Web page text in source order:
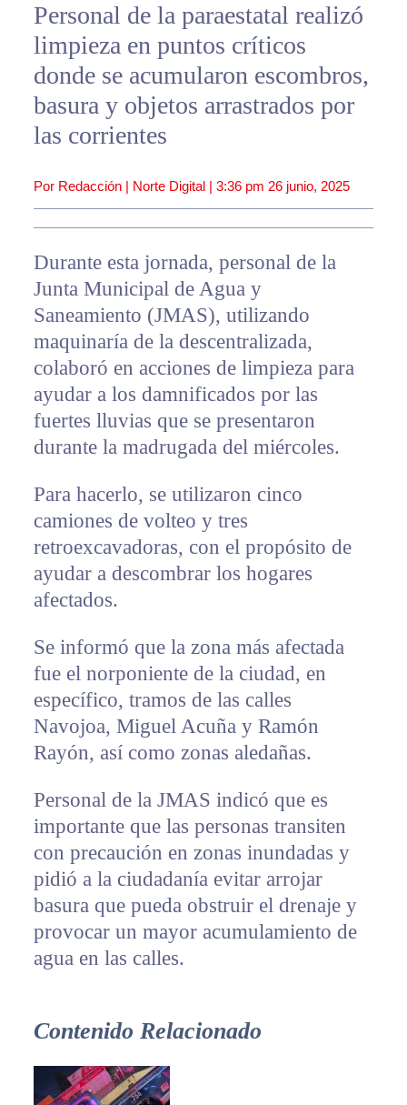
Personal de la paraestatal realizó
limpieza en puntos críticos
donde se acumularon escombros,
basura y objetos arrastrados por
las corrientes
Por Redacción | Norte Digital | 3:36 pm 26 junio, 2025
Durante esta jornada, personal de la
Junta Municipal de Agua y
Saneamiento (JMAS), utilizando
maquinaría de la descentralizada,
colaboró en acciones de limpieza para
ayudar a los damnificados por las
fuertes lluvias que se presentaron
durante la madrugada del miércoles.
Para hacerlo, se utilizaron cinco
camiones de volteo y tres
retroexcavadoras, con el propósito de
ayudar a descombrar los hogares
afectados.
Se informó que la zona más afectada
fue el norponiente de la ciudad, en
específico, tramos de las calles
Navojoa, Miguel Acuña y Ramón
Rayón, así como zonas aledañas.
Personal de la JMAS indicó que es
importante que las personas transiten
con precaución en zonas inundadas y
pidió a la ciudadanía evitar arrojar
basura que pueda obstruir el drenaje y
provocar un mayor acumulamiento de
agua en las calles.
Contenido Relacionado